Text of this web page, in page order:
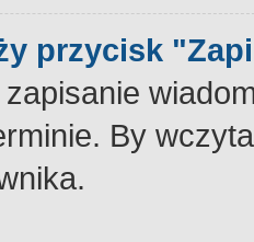
przycisk
By